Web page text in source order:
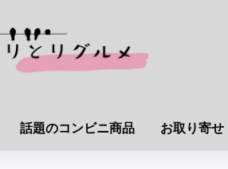
話題のコンビニ商品 お取り寄せ